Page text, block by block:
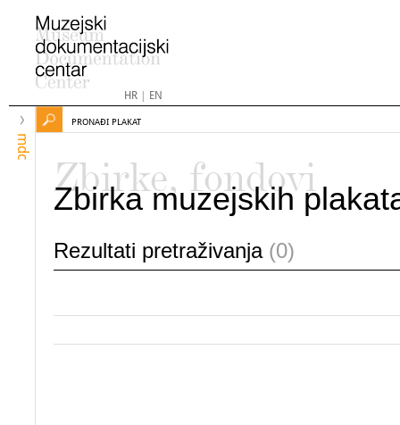
HR| EN
mdc
PRONAĐI PLAKAT
Zbirke, fondovi
Zbirka muzejskih
Rezultati pretraživanja (0)